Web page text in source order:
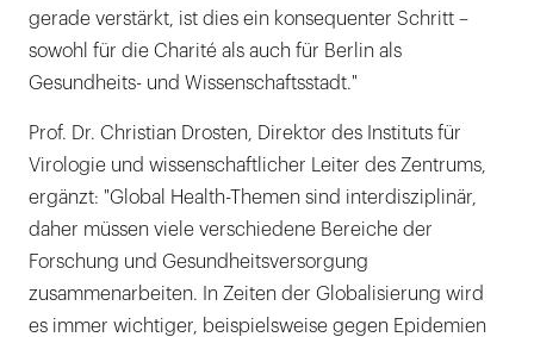
gerade verstärkt, ist dies ein konsequenter Schritt –
sowohl für die Charité als auch für Berlin als
Gesundheits- und Wissenschaftsstadt."
Prof. Dr. Christian Drosten, Direktor des Instituts für
Virologie und wissenschaftlicher Leiter des Zentrums,
ergänzt: "Global Health-Themen sind interdisziplinär,
daher müssen viele verschiedene Bereiche der
Forschung und Gesundheitsversorgung
zusammenarbeiten. In Zeiten der Globalisierung wird
es immer wichtiger, beispielsweise gegen Epidemien